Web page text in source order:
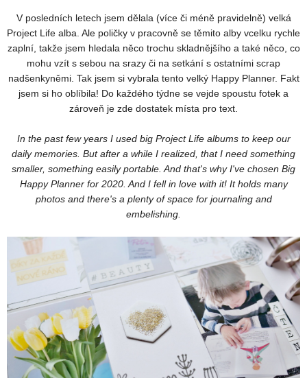
V posledních letech jsem dělala (více či méně pravidelně) velká
Project Life alba. Ale poličky v pracovně se těmito alby vcelku rychle
zaplní, takže jsem hledala něco trochu skladnějšího a také něco, co
mohu vzít s sebou na srazy či na setkání s ostatními scrap
nadšenkyněmi. Tak jsem si vybrala tento velký Happy Planner. Fakt
jsem si ho oblíbila! Do každého týdne se vejde spoustu fotek a
zároveň je zde dostatek místa pro text.
In the past few years I used big Project Life albums to keep our
daily memories. But after a while I realized, that I need something
smaller, something easily portable. And that's why I've chosen Big
Happy Planner for 2020. And I fell in love with it! It holds many
photos and there's a plenty of space for journaling and
embelishing.